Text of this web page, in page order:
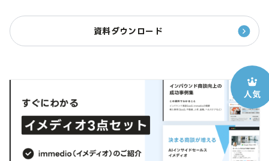
資料ダウンロード